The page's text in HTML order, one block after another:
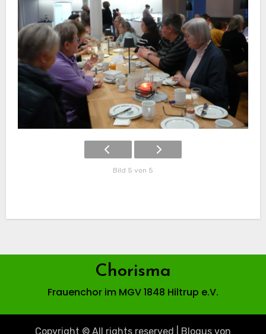
Bild 5 von 5
Chorisma
Frauenchor im MGV 1848 Hiltrup e.V.
Copyright © All rights reserved Blogus von